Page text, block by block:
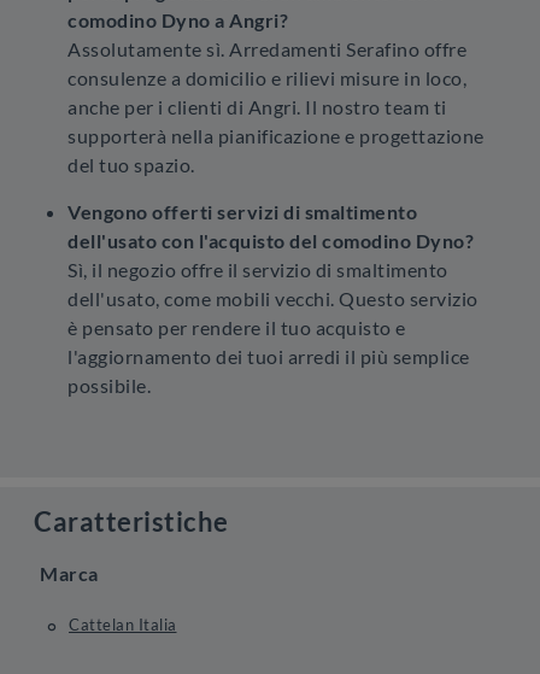
comodino Dyno a Angri?
Assolutamente sì. Arredamenti Serafino offre
consulenze a domicilio e rilievi misure in loco,
anche per i clienti di Angri. Il nostro team ti
supporterà nella pianificazione e progettazione
del tuo spazio.
Vengono offerti servizi di smaltimento
dell'usato con l'acquisto del comodino Dyno?
Sì, il negozio offre il servizio di smaltimento
dell'usato, come mobili vecchi. Questo servizio
è pensato per rendere il tuo acquisto e
l'aggiornamento dei tuoi arredi il più semplice
possibile.
Caratteristiche
Marca
Cattelan Italia